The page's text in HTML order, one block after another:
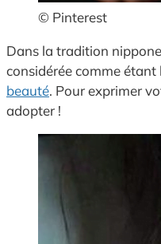
© Pinterest
Dans la tradition
considérée comme étant
beauté. Pour exprimer
adopter !